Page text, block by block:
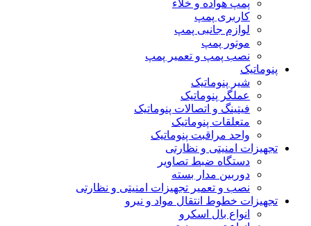
پمپ هواده و خلاء
کاربری پمپ
لوازم جانبی پمپ
موتور پمپ
نصب پمپ و تعمیر پمپ
پنوماتیک
شیر پنوماتیک
عملگر پنوماتیک
فیتینگ و اتصالات پنوماتیک
متعلقات پنوماتیک
واحد مراقبت پنوماتیک
تجهیزات امنیتی و نظارتی
دستگاه ضبط تصاویر
دوربین مدار بسته
نصب و تعمیر تجهیزات امنیتی و نظارتی
تجهیزات خطوط انتقال مواد و نیرو
انواع بال اسکرو